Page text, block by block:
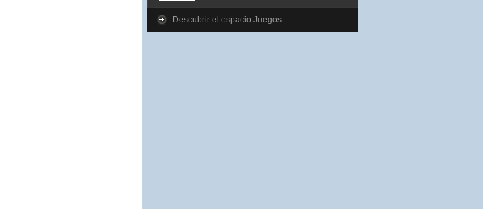
Descubrir el espacio Juegos